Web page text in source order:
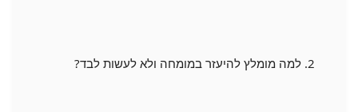
למה מומלץ להיעזר במומחה ולא לעשות לבד?